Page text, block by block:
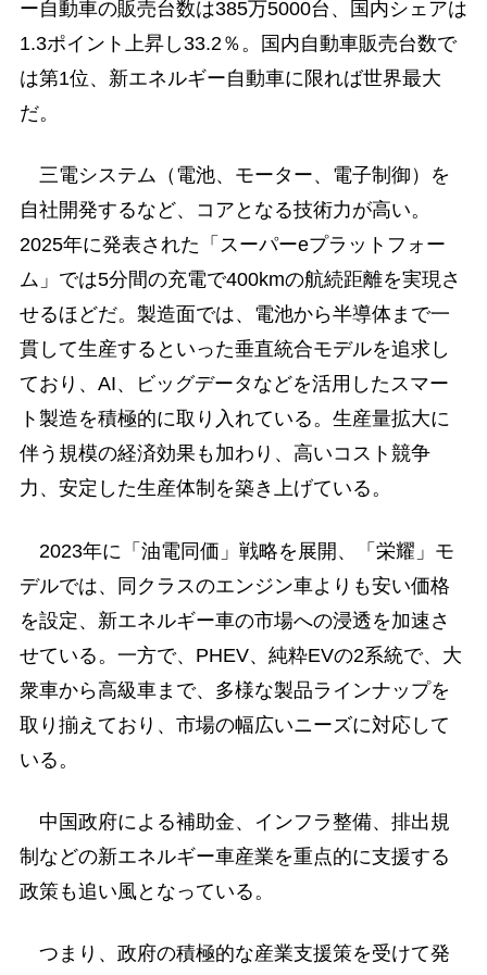
ー自動車の販売台数は385万5000台、国内シェアは
1.3ポイント上昇し33.2％。国内自動車販売台数で
は第1位、新エネルギー自動車に限れば世界最大
だ。
三電システム（電池、モーター、電子制御）を
自社開発するなど、コアとなる技術力が高い。
2025年に発表された「スーパーeプラットフォー
ム」では5分間の充電で400kmの航続距離を実現さ
せるほどだ。製造面では、電池から半導体まで一
貫して生産するといった垂直統合モデルを追求し
ており、AI、ビッグデータなどを活用したスマー
ト製造を積極的に取り入れている。生産量拡大に
伴う規模の経済効果も加わり、高いコスト競争
力、安定した生産体制を築き上げている。
2023年に「油電同価」戦略を展開、「栄耀」モ
デルでは、同クラスのエンジン車よりも安い価格
を設定、新エネルギー車の市場への浸透を加速さ
せている。一方で、PHEV、純粋EVの2系統で、大
衆車から高級車まで、多様な製品ラインナップを
取り揃えており、市場の幅広いニーズに対応して
いる。
中国政府による補助金、インフラ整備、排出規
制などの新エネルギー車産業を重点的に支援する
政策も追い風となっている。
つまり、政府の積極的な産業支援策を受けて発